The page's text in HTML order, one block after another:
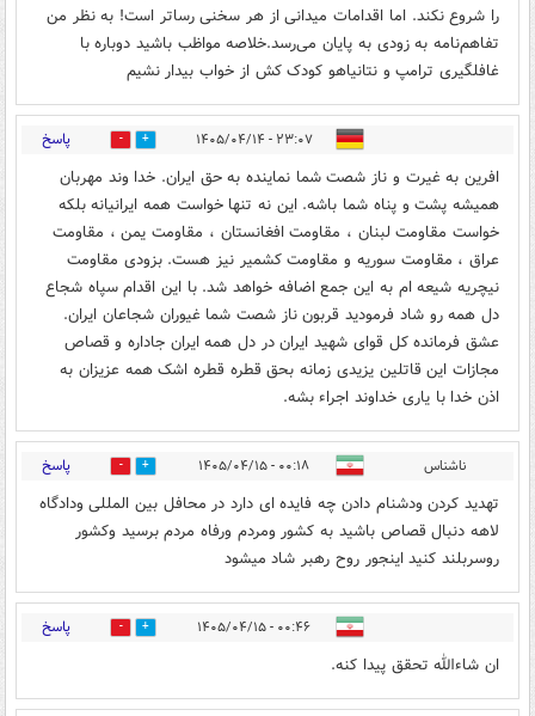
را شروع نکند. اما اقدامات میدانی از هر سخنی رساتر است! به نظر من
تفاهم‌نامه به زودی به پایان می‌رسد.خلاصه مواظب باشید دوباره با
غافلگیری ترامپ و نتانیاهو کودک کش از خواب بیدار نشیم ‌
۲۳:۰۷ - ۱۴۰۵/۰۴/۱۴ 0 پاسخ
افرین به غیرت و ناز شصت شما نماینده به حق ایران. خدا وند مهربان
همیشه پشت و پناه شما باشه. این نه تنها خواست همه ایرانیانه بلکه
خواست مقاومت لبنان ، مقاومت افغانستان ، مقاومت یمن ، مقاومت
عراق ، مقاومت سوریه و مقاومت کشمیر نیز هست. بزودی مقاومت
نیچریه شیعه ام به این جمع اضافه خواهد شد. با این اقدام سپاه شجاع
دل همه رو شاد فرمودید قربون ناز شصت شما غیوران شجاعان ایران.
عشق فرمانده کل قوای شهید ایران در دل همه ایران جاداره و قصاص
مجازات این قاتلین یزیدی زمانه بحق قطره قطره اشک همه عزیزان به
اذن خدا با یاری خداوند اجراء بشه.
ناشناس ۰۰:۱۸ - ۱۴۰۵/۰۴/۱۵ 0 پاسخ
تهدید کردن ودشنام دادن چه فایده ای دارد در محافل بین المللی ودادگاه
لاهه دنبال قصاص باشید به کشور ومردم ورفاه مردم برسید وکشور
روسربلند کنید اینجور روح رهبر شاد میشود
۰۰:۴۶ - ۱۴۰۵/۰۴/۱۵ 2 پاسخ
ان شاءالله تحقق پیدا کنه.